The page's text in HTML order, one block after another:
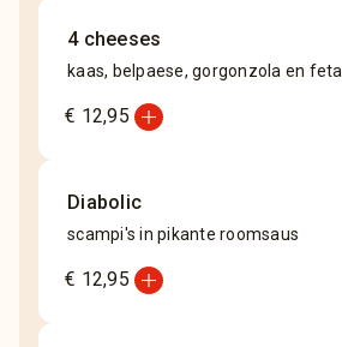
4 cheeses
kaas, belpaese, gorgonzola en feta
€ 12,95 add_circle
Diabolic
scampi's in pikante roomsaus
€ 12,95 add_circle